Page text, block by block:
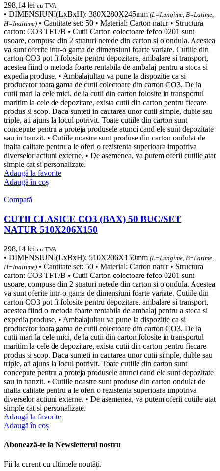
298,14 lei cu TVA
• DIMENSIUNI(LxBxH): 380X280X245mm (L=Lungime, B=Latime,
H=Inaltime) • Cantitate set: 50 • Material: Carton natur • Structura
carton: CO3 TFT/B • Cutii Carton colectoare fefco 0201 sunt
usoare, compuse din 2 straturi netede din carton si o ondula. Acestea
va sunt oferite intr-o gama de dimensiuni foarte variate. Cutiile din
carton CO3 pot fi folosite pentru depozitare, ambalare si transport,
acestea fiind o metoda foarte rentabila de ambalaj pentru a stoca si
expedia produse. • Ambalajultau va pune la dispozitie ca si
producator toata gama de cutii colectoare din carton CO3. De la
cutii mari la cele mici, de la cutii din carton folosite in transportul
maritim la cele de depozitare, exista cutii din carton pentru fiecare
produs si scop. Daca sunteti in cautarea unor cutii simple, duble sau
triple, ati ajuns la locul potrivit. Toate cutiile din carton sunt
concepute pentru a proteja produsele atunci cand ele sunt depozitate
sau in tranzit. • Cutiile noastre sunt produse din carton ondulat de
inalta calitate pentru a le oferi o rezistenta superioara impotriva
diverselor actiuni externe. • De asemenea, va putem oferii cutiile atat
simple cat si personalizate.
Adaugă la favorite
Adaugă în coș
Compară
CUTII CLASICE CO3 (BAX) 50 BUC/SET
NATUR 510X206X150
298,14 lei cu TVA
• DIMENSIUNI(LxBxH): 510X206X150mm (L=Lungime, B=Latime,
H=Inaltime) • Cantitate set: 50 • Material: Carton natur • Structura
carton: CO3 TFT/B • Cutii Carton colectoare fefco 0201 sunt
usoare, compuse din 2 straturi netede din carton si o ondula. Acestea
va sunt oferite intr-o gama de dimensiuni foarte variate. Cutiile din
carton CO3 pot fi folosite pentru depozitare, ambalare si transport,
acestea fiind o metoda foarte rentabila de ambalaj pentru a stoca si
expedia produse. • Ambalajultau va pune la dispozitie ca si
producator toata gama de cutii colectoare din carton CO3. De la
cutii mari la cele mici, de la cutii din carton folosite in transportul
maritim la cele de depozitare, exista cutii din carton pentru fiecare
produs si scop. Daca sunteti in cautarea unor cutii simple, duble sau
triple, ati ajuns la locul potrivit. Toate cutiile din carton sunt
concepute pentru a proteja produsele atunci cand ele sunt depozitate
sau in tranzit. • Cutiile noastre sunt produse din carton ondulat de
inalta calitate pentru a le oferi o rezistenta superioara impotriva
diverselor actiuni externe. • De asemenea, va putem oferii cutiile atat
simple cat si personalizate.
Adaugă la favorite
Adaugă în coș
Abonează-te la Newsletterul nostru
Fii la curent cu ultimele noutăți.